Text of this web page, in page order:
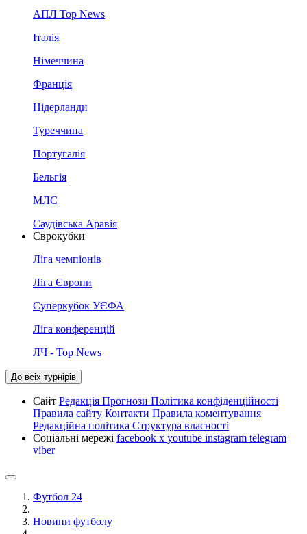
АПЛ Top News
Італія
Німеччина
Франція
Нідерланди
Туреччина
Португалія
Бельгія
МЛС
Саудівська Аравія
Єврокубки
Ліга чемпіонів
Ліга Європи
Суперкубок УЄФА
Ліга конференцій
ЛЧ - Top News
До всіх турнірів
Сайт Редакція Прогнози Політика конфіденційності
Правила сайту Контакти Правила коментування
Редакційна політика Структура власності
Соціальні мережі facebook x youtube instagram telegram
viber
Футбол 24
Новини футболу